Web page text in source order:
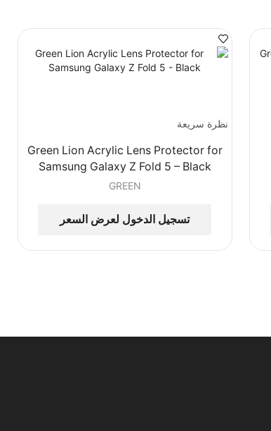
نظرة سريعة
Green Lion Acrylic Lens Protector for
Samsung Galaxy Z Fold 5 – Black
GREEN
تسجيل الدخول لعرض السعر